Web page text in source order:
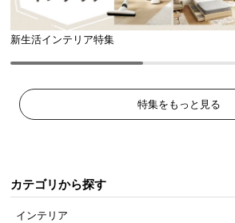
安全面にもしっかり配慮した設計
新生活インテリア特集
特集をもっと見る
カテゴリから探す
インテリア